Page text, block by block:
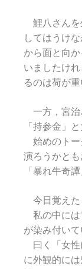
鯉八さんを
してはうけ
から面と向
いましたけ
るのは荷が重
一方，宮治
「持参金」
始めのトー
演ろうかと
「暴れ牛奇
今日覚えた
私の中には
が染み付いて
曰く「女性
に外観的に